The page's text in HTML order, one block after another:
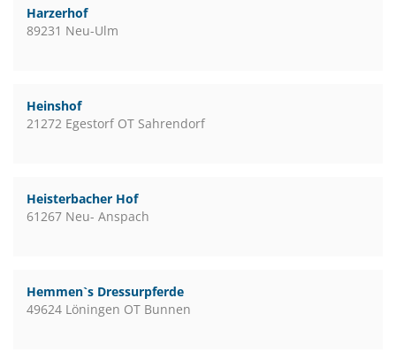
Harzerhof
89231 Neu-Ulm
Heinshof
21272 Egestorf OT Sahrendorf
Heisterbacher Hof
61267 Neu- Anspach
Hemmen`s Dressurpferde
49624 Löningen OT Bunnen